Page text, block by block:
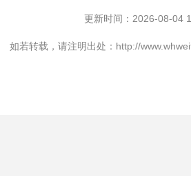
更新时间：2026-08-04
如若转载，请注明出处：http://